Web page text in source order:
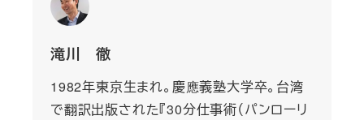
滝川 徹
1982年東京生まれ。慶應義塾大学卒。台湾
で翻訳出版された『30分仕事術（パンローリ